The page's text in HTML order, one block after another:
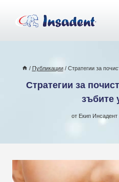
съдържанието
/ Публикации / Стратегии за
Стратегии за
зъбите
от Екип Инсадент